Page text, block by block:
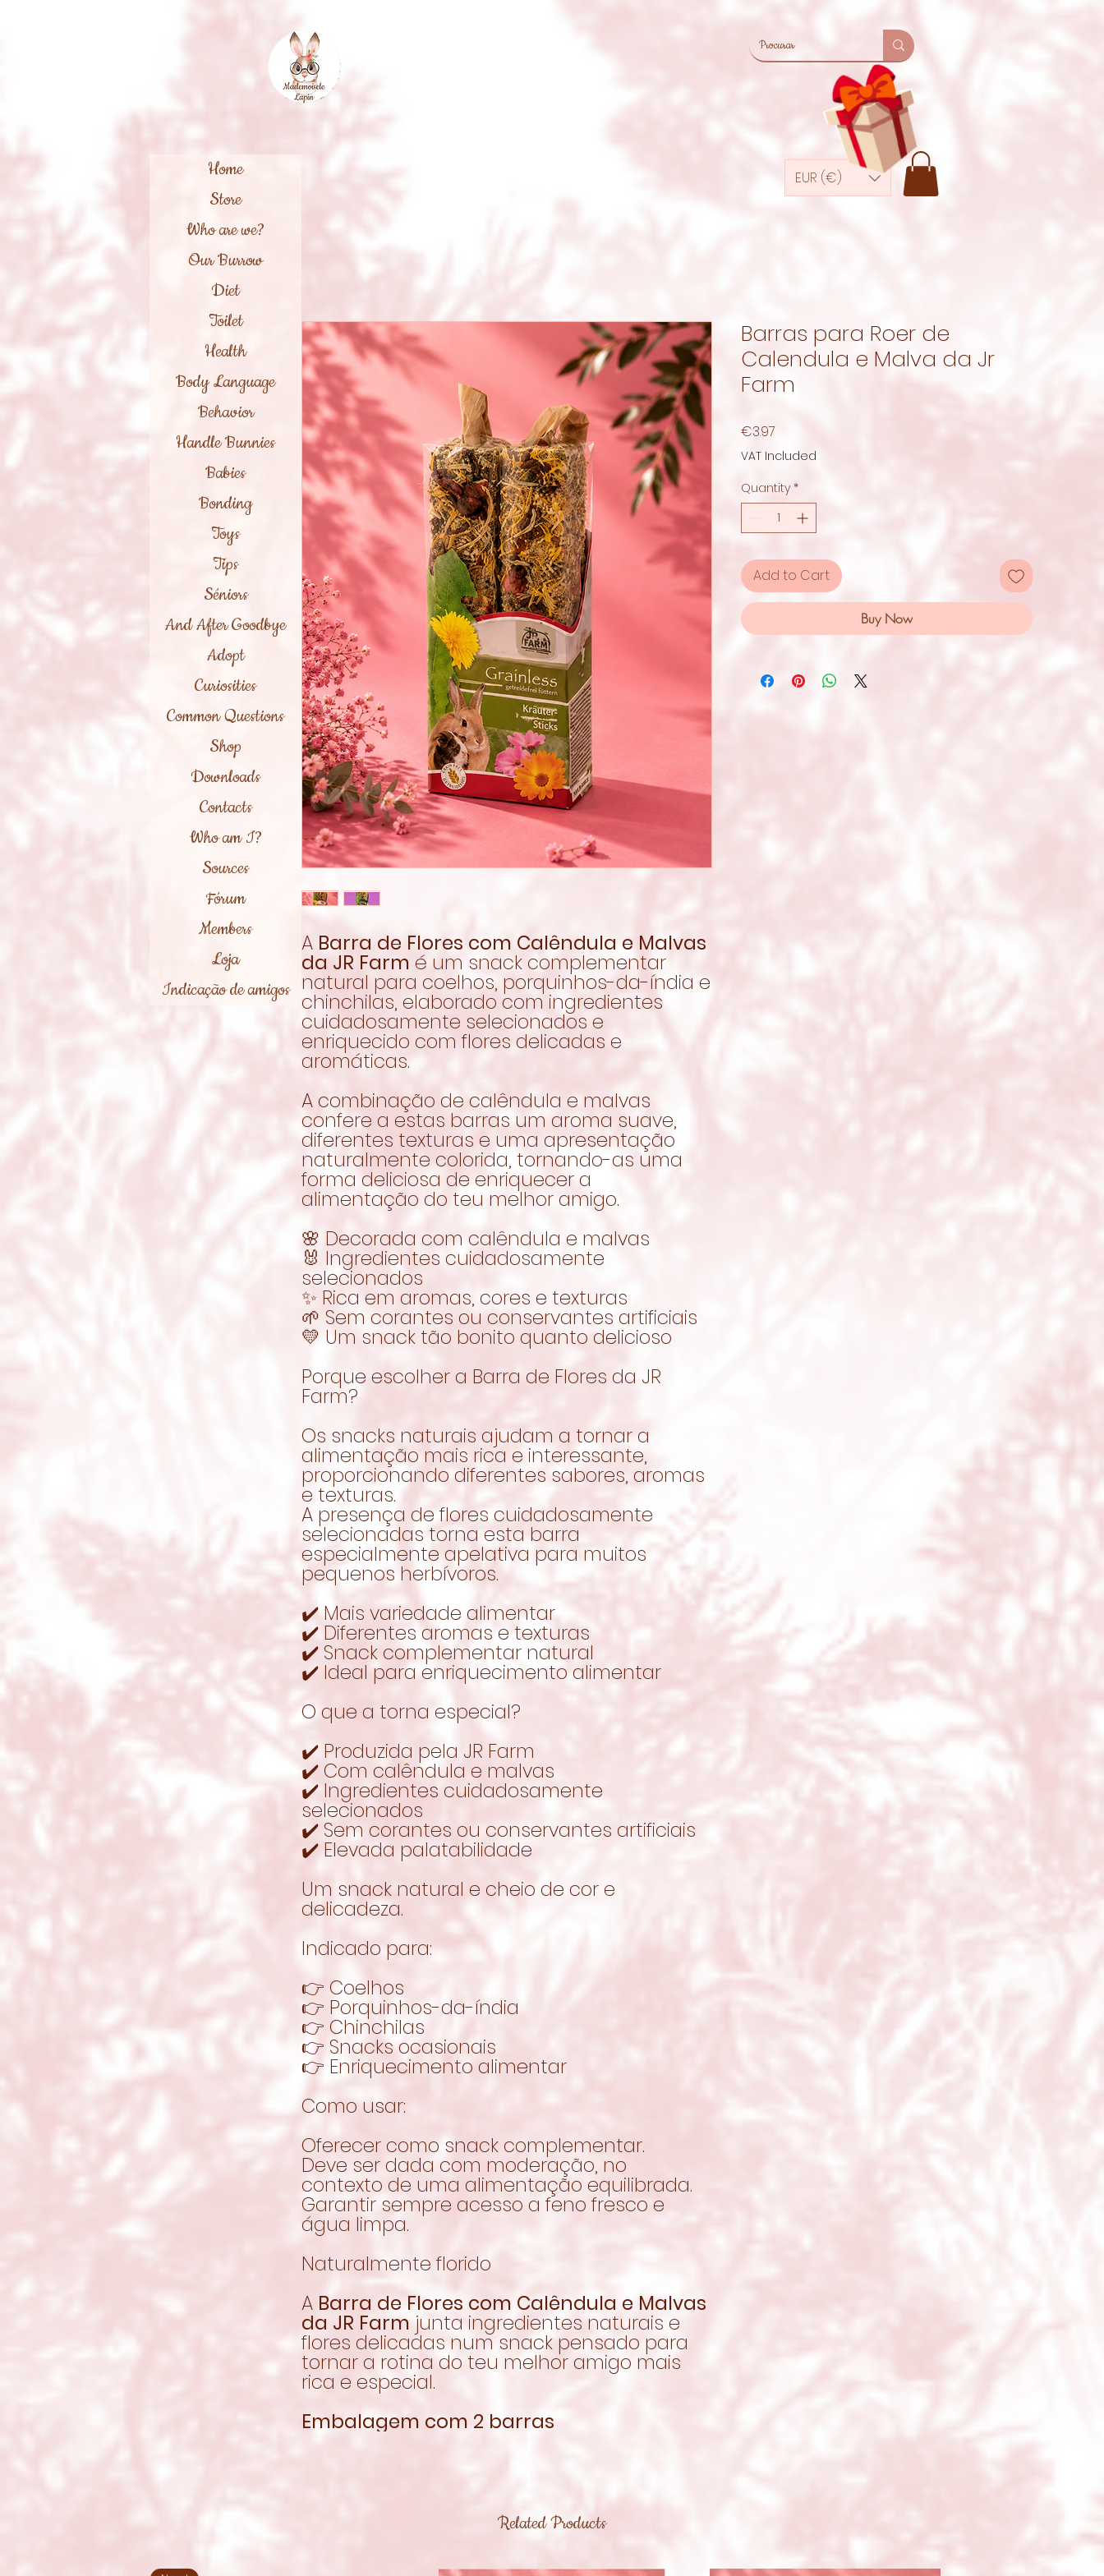
EUR (€)
A Barra de Flores com Calêndula e Malvas
da JR Farm é um snack complementar
natural para coelhos, porquinhos-da-índia e
chinchilas, elaborado com ingredientes
cuidadosamente selecionados e
enriquecido com flores delicadas e
aromáticas.
A combinação de calêndula e malvas
confere a estas barras um aroma suave,
diferentes texturas e uma apresentação
naturalmente colorida, tornando-as uma
forma deliciosa de enriquecer a
alimentação do teu melhor amigo.
🌸 Decorada com calêndula e malvas
🐰 Ingredientes cuidadosamente
selecionados
✨ Rica em aromas, cores e texturas
🌱 Sem corantes ou conservantes artificiais
💛 Um snack tão bonito quanto delicioso
Porque escolher a Barra de Flores da JR
Farm?
Os snacks naturais ajudam a tornar a
alimentação mais rica e interessante,
proporcionando diferentes sabores, aromas
e texturas.
A presença de flores cuidadosamente
selecionadas torna esta barra
especialmente apelativa para muitos
pequenos herbívoros.
✔️ Mais variedade alimentar
✔️ Diferentes aromas e texturas
✔️ Snack complementar natural
✔️ Ideal para enriquecimento alimentar
O que a torna especial?
✔️ Produzida pela JR Farm
✔️ Com calêndula e malvas
✔️ Ingredientes cuidadosamente
selecionados
✔️ Sem corantes ou conservantes artificiais
✔️ Elevada palatabilidade
Um snack natural e cheio de cor e
delicadeza.
Indicado para:
👉 Coelhos
👉 Porquinhos-da-índia
👉 Chinchilas
👉 Snacks ocasionais
👉 Enriquecimento alimentar
Como usar:
Oferecer como snack complementar.
Deve ser dada com moderação, no
contexto de uma alimentação equilibrada.
Garantir sempre acesso a feno fresco e
água limpa.
Naturalmente florido
A Barra de Flores com Calêndula e Malvas
da JR Farm junta ingredientes naturais e
flores delicadas num snack pensado para
tornar a rotina do teu melhor amigo mais
rica e especial.
Embalagem com 2 barras
Barras para Roer de
Calendula e Malva da Jr
Farm
€3.97
VAT Included
Quantity *
Add to Cart
Buy Now
Related Products
Home
Store
Who are we?
Our Burrow
Diet
Toilet
Health
Body Language
Behavior
Handle Bunnies
Babies
Bonding
Toys
Tips
Séniors
And After Goodbye
Adopt
Curiosities
Common Questions
Shop
Downloads
Contacts
Who am I?
Sources
Fórum
Members
Loja
Indicação de amigos